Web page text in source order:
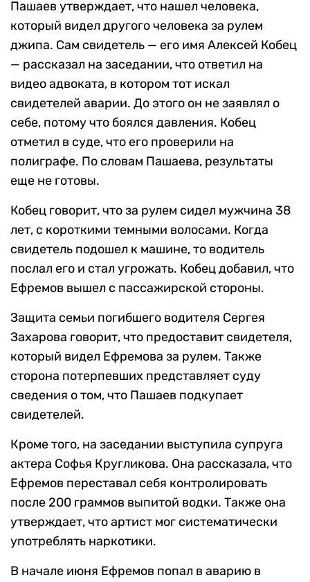
Пашаев утверждает, что нашел человека,
который видел другого человека за рулем
джипа. Сам свидетель — его имя Алексей Кобец
— рассказал на заседании, что ответил на
видео адвоката, в котором тот искал
свидетелей аварии. До этого он не заявлял о
себе, потому что боялся давления. Кобец
отметил в суде, что его проверили на
полиграфе. По словам Пашаева, результаты
еще не готовы.
Кобец говорит, что за рулем сидел мужчина 38
лет, с короткими темными волосами. Когда
свидетель подошел к машине, то водитель
послал его и стал угрожать. Кобец добавил, что
Ефремов вышел с пассажирской стороны.
Защита семьи погибшего водителя Сергея
Захарова говорит, что предоставит свидетеля,
который видел Ефремова за рулем. Также
сторона потерпевших представляет суду
сведения о том, что Пашаев подкупает
свидетелей.
Кроме того, на заседании выступила супруга
актера Софья Кругликова. Она рассказала, что
Ефремов переставал себя контролировать
после 200 граммов выпитой водки. Также она
утверждает, что артист мог систематически
употреблять наркотики.
В начале июня Ефремов попал в аварию в